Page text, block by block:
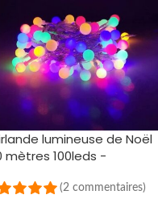
lumineuse de Noël
mètres 100leds -
(2 commentaires)